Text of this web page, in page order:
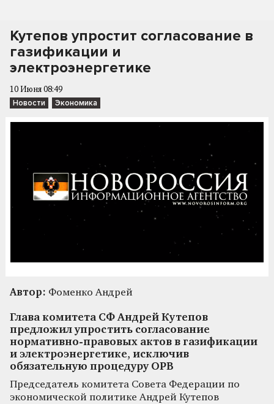
Кутепов упростит согласование в
газификации и
электроэнергетике
10 Июня 08:49
Новости Экономика
Автор: Фоменко Андрей
Глава комитета СФ Андрей Кутепов
предложил упростить согласование
нормативно-правовых актов в газификации
и электроэнергетике, исключив
обязательную процедуру ОРВ
Председатель комитета Совета Федерации по
экономической политике Андрей Кутепов